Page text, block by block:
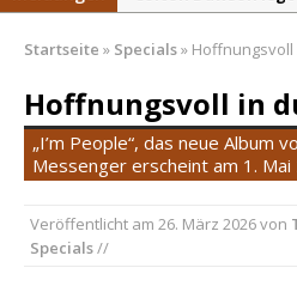
Carly Pearce
Vergleich mit
Ella Langley
„Choosin‘ Texas“
pez veröffentlicht
Startseite » Specials»
Hoffnungsvoll in
„I’m People“, das neue Album
Messenger erscheint am 1. Mai
Veröffentlicht am 26. März 2026von
Specials//